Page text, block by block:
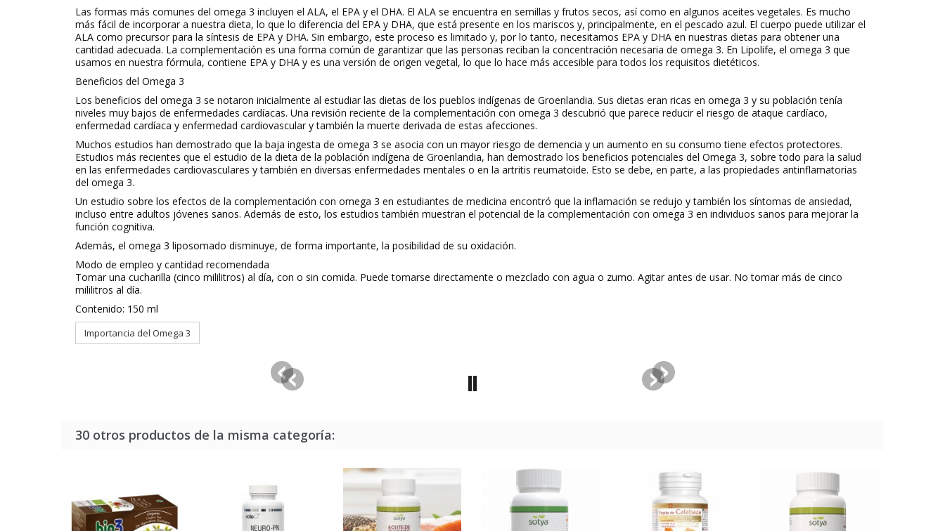
Las formas más comunes del omega 3 incluyen el ALA, el EPA y el DHA. El ALA se encuentra en semillas y frutos secos, así como en algunos aceites vegetales. Es mucho
más fácil de incorporar a nuestra dieta, lo que lo diferencia del EPA y DHA, que está presente en los mariscos y, principalmente, en el pescado azul. El cuerpo puede utilizar el
ALA como precursor para la síntesis de EPA y DHA. Sin embargo, este proceso es limitado y, por lo tanto, necesitamos EPA y DHA en nuestras dietas para obtener una
cantidad adecuada. La complementación es una forma común de garantizar que las personas reciban la concentración necesaria de omega 3. En Lipolife, el omega 3 que
usamos en nuestra fórmula, contiene EPA y DHA y es una versión de origen vegetal, lo que lo hace más accesible para todos los requisitos dietéticos.
Beneficios del Omega 3
Los beneficios del omega 3 se notaron inicialmente al estudiar las dietas de los pueblos indígenas de Groenlandia. Sus dietas eran ricas en omega 3 y su población tenía
niveles muy bajos de enfermedades cardíacas. Una revisión reciente de la complementación con omega 3 descubrió que parece reducir el riesgo de ataque cardíaco,
enfermedad cardíaca y enfermedad cardiovascular y también la muerte derivada de estas afecciones.
Muchos estudios han demostrado que la baja ingesta de omega 3 se asocia con un mayor riesgo de demencia y un aumento en su consumo tiene efectos protectores.
Estudios más recientes que el estudio de la dieta de la población indígena de Groenlandia, han demostrado los beneficios potenciales del Omega 3, sobre todo para la salud
en las enfermedades cardiovasculares y también en diversas enfermedades mentales o en la artritis reumatoide. Esto se debe, en parte, a las propiedades antinflamatorias
del omega 3.
Un estudio sobre los efectos de la complementación con omega 3 en estudiantes de medicina encontró que la inflamación se redujo y también los síntomas de ansiedad,
incluso entre adultos jóvenes sanos. Además de esto, los estudios también muestran el potencial de la complementación con omega 3 en individuos sanos para mejorar la
función cognitiva.
Además, el omega 3 liposomado disminuye, de forma importante, la posibilidad de su oxidación.
Modo de empleo y cantidad recomendada
Tomar una cucharilla (cinco mililitros) al día, con o sin comida. Puede tomarse directamente o mezclado con agua o zumo. Agitar antes de usar. No tomar más de cinco
mililitros al día.
Contenido: 150 ml
Importancia del Omega 3
30 otros productos de la misma categoría: